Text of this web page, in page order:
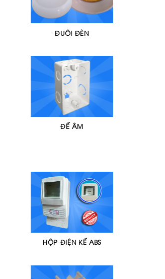
ĐUÔI ĐÈN
ĐẾ ÂM
HỘP ĐIỆN KẾ ABS